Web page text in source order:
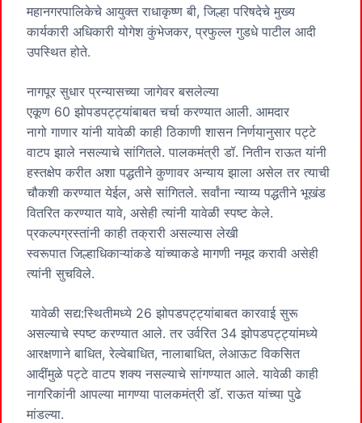
महानगरपालिकेचे आयुक्त राधाकृष्ण बी, जिल्हा परिषदेचे मुख्य
कार्यकारी अधिकारी योगेश कुंभेजकर, प्रफुल्ल गुडधे पाटील आदी
उपस्थित होते.
नागपूर सुधार प्रन्यासच्या जागेवर बसलेल्या
एकूण 60 झोपडपट्ट्यांबाबत चर्चा करण्यात आली. आमदार
नागो गाणार यांनी यावेळी काही ठिकाणी शासन निर्णयानुसार पट्टे
वाटप झाले नसल्याचे सांगितले. पालकमंत्री डॉ. नितीन राऊत यांनी
हस्तक्षेप करीत अशा पद्धतीने कुणावर अन्याय झाला असेल तर त्याची
चौकशी करण्यात येईल, असे सांगितले. सर्वांना न्याय्य पद्धतीने भूखंड
वितरित करण्यात यावे, असेही त्यांनी यावेळी स्पष्ट केले.
प्रकल्पग्रस्तांनी काही तक्रारी असल्यास लेखी
स्वरूपात जिल्हाधिकाऱ्यांकडे यांच्याकडे मागणी नमूद करावी असेही
त्यांनी सुचविले.
यावेळी सद्य:स्थितीमध्ये 26 झोपडपट्ट्यांबाबत कारवाई सुरू
असल्याचे स्पष्ट करण्यात आले. तर उर्वरित 34 झोपडपट्ट्यांमध्ये
आरक्षणाने बाधित, रेल्वेबाधित, नालाबाधित, लेआऊट विकसित
आदींमुळे पट्टे वाटप शक्‍य नसल्याचे सांगण्यात आले. यावेळी काही
नागरिकांनी आपल्या मागण्या पालकमंत्री डॉ. राऊत यांच्या पुढे
मांडल्या.